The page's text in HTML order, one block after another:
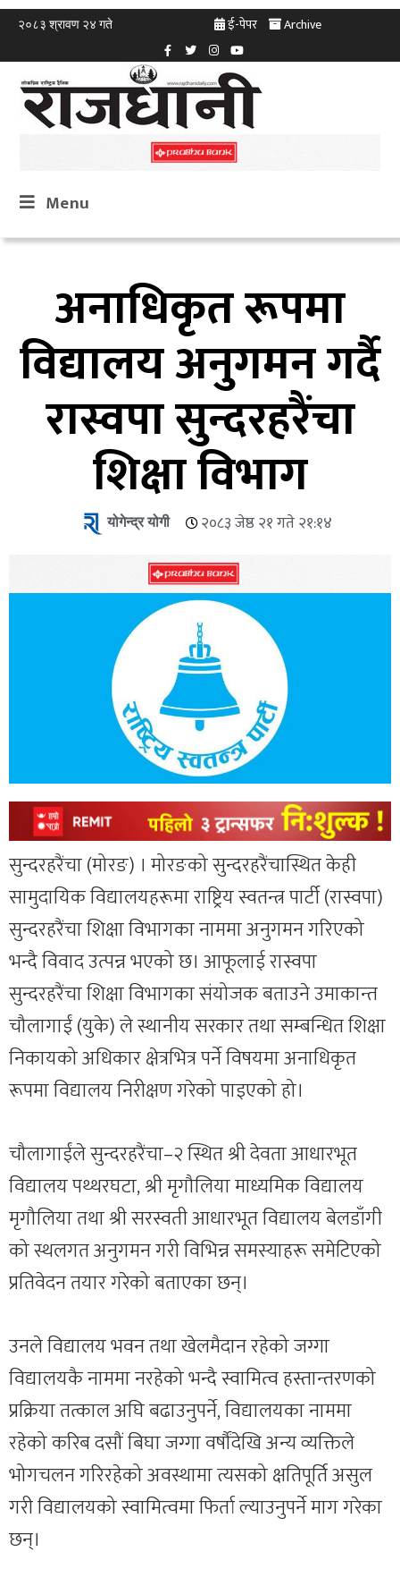
२०८३ श्रावण २४ गते ई-पेपर Archive
Menu
अनाधिकृत रूपमा
विद्यालय अनुगमन गर्दै
रास्वपा सुन्दरहरैंचा
शिक्षा विभाग
योगेन्द्र योगी २०८३ जेष्ठ २१ गते २१:१४
सुन्दरहरैंचा (मोरङ) । मोरङको सुन्दरहरैंचास्थित केही
सामुदायिक विद्यालयहरूमा राष्ट्रिय स्वतन्त्र पार्टी (रास्वपा)
सुन्दरहरैंचा शिक्षा विभागका नाममा अनुगमन गरिएको
भन्दै विवाद उत्पन्न भएको छ। आफूलाई रास्वपा
सुन्दरहरैंचा शिक्षा विभागका संयोजक बताउने उमाकान्त
चौलागाईं (युके) ले स्थानीय सरकार तथा सम्बन्धित शिक्षा
निकायको अधिकार क्षेत्रभित्र पर्ने विषयमा अनाधिकृत
रूपमा विद्यालय निरीक्षण गरेको पाइएको हो।
चौलागाईंले सुन्दरहरैंचा–२ स्थित श्री देवता आधारभूत
विद्यालय पथ्थरघटा, श्री मृगौलिया माध्यमिक विद्यालय
मृगौलिया तथा श्री सरस्वती आधारभूत विद्यालय बेलडाँगी
को स्थलगत अनुगमन गरी विभिन्न समस्याहरू समेटिएको
प्रतिवेदन तयार गरेको बताएका छन्।
उनले विद्यालय भवन तथा खेलमैदान रहेको जग्गा
विद्यालयकै नाममा नरहेको भन्दै स्वामित्व हस्तान्तरणको
प्रक्रिया तत्काल अघि बढाउनुपर्ने, विद्यालयका नाममा
रहेको करिब दसौं बिघा जग्गा वर्षौंदेखि अन्य व्यक्तिले
भोगचलन गरिरहेको अवस्थामा त्यसको क्षतिपूर्ति असुल
गरी विद्यालयको स्वामित्वमा फिर्ता ल्याउनुपर्ने माग गरेका
छन्।